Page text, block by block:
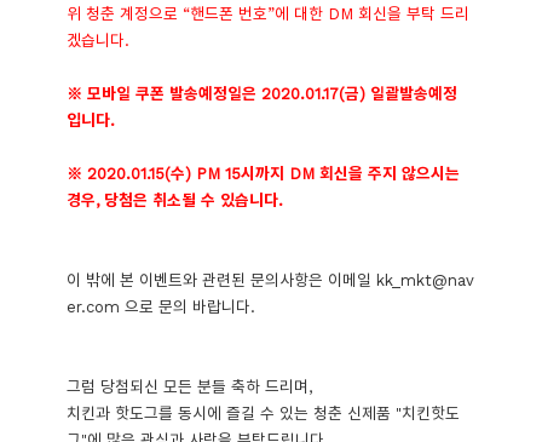
위 청춘 계정으로 “핸드폰 번호”에 대한 DM 회신을 부탁 드리
겠습니다.
※ 모바일 쿠폰 발송예정일은 2020.01.17(금) 일괄발송예정
입니다.
※ 2020.01.15(수) PM 15시까지 DM 회신을 주지 않으시는
경우, 당첨은 취소될 수 있습니다.
이 밖에 본 이벤트와 관련된 문의사항은 이메일 kk_mkt@nav
er.com 으로 문의 바랍니다.
그럼 당첨되신 모든 분들 축하 드리며,
치킨과 핫도그를 동시에 즐길 수 있는 청춘 신제품 "치킨핫도